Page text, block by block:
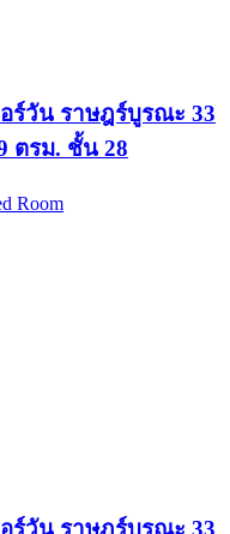
ร์วัน ราษฎร์บูรณะ 33
ตรม. ชั้น 28
Room
ร์วัน ราษฎร์บูรณะ 33